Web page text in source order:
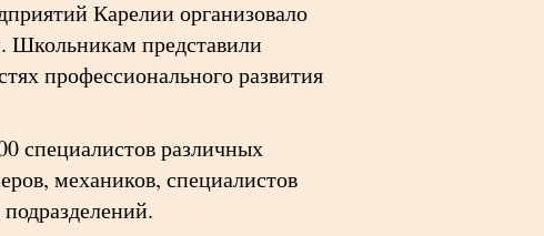
Карелии организовало
представили
профессионального развития
специалистов различных
механиков, специалистов